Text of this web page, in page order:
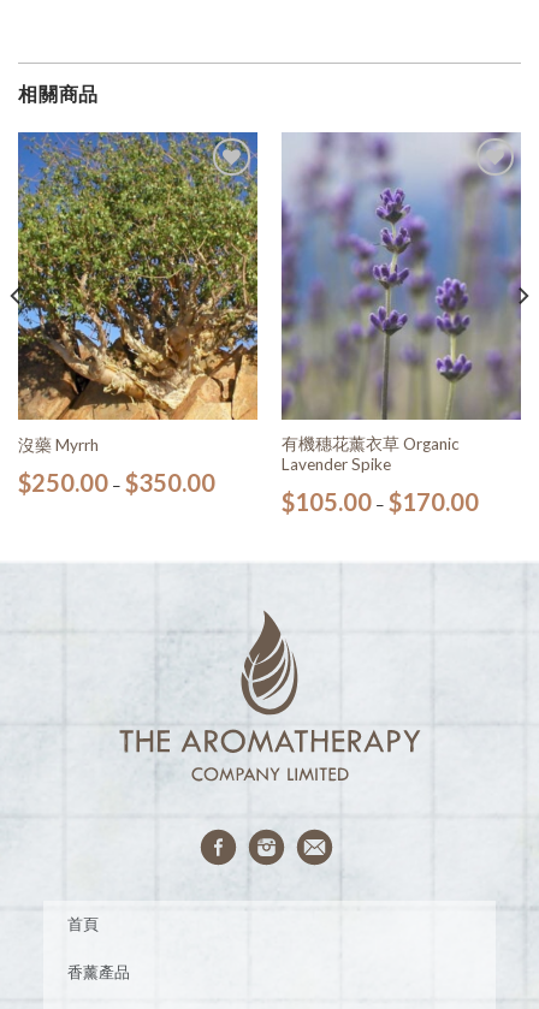
相關商品
加入
願望
清單
沒藥 Myrrh
$250.00– $350.00
加入
願望
有機穗花薰衣草 Organic
Lavender Spike
$105.00– $170.00
首頁
香薰產品